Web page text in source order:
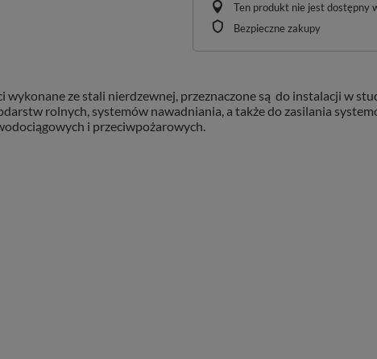
Ten produkt nie jest dostępny
Bezpieczne zakupy
ze stali nierdzewnej, przeznaczone są do instalacji w
rolnych, systemów nawadniania, a także do zasilania
i przeciwpożarowych.